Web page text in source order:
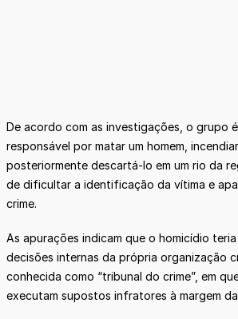
De acordo com as investigações, o grupo
responsável por matar um homem,
posteriormente descartá-lo em um rio da
de dificultar a identificação da vítima e
crime.
As apurações indicam que o homicídio
decisões internas da própria organização
conhecida como “tribunal do crime”, em
executam supostos infratores à margem da